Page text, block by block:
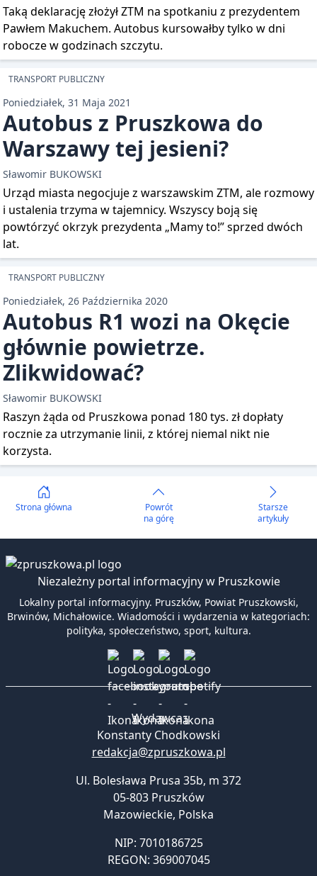
Taką deklarację złożył ZTM na spotkaniu z prezydentem
Pawłem Makuchem. Autobus kursowałby tylko w dni
robocze w godzinach szczytu.
TRANSPORT PUBLICZNY
Poniedziałek, 31 Maja 2021
Autobus z Pruszkowa do
Warszawy tej jesieni?
Sławomir BUKOWSKI
Urząd miasta negocjuje z warszawskim ZTM, ale rozmowy
i ustalenia trzyma w tajemnicy. Wszyscy boją się
powtórzyć okrzyk prezydenta „Mamy to!” sprzed dwóch
lat.
TRANSPORT PUBLICZNY
Poniedziałek, 26 Października 2020
Autobus R1 wozi na Okęcie
głównie powietrze.
Zlikwidować?
Sławomir BUKOWSKI
Raszyn żąda od Pruszkowa ponad 180 tys. zł dopłaty
rocznie za utrzymanie linii, z której niemal nikt nie
korzysta.
Strona główna
Powrót
na górę
Starsze
artykuły
Niezależny portal informacyjny w Pruszkowie
Lokalny portal informacyjny. Pruszków, Powiat Pruszkowski,
Brwinów, Michałowice. Wiadomości i wydarzenia w kategoriach:
polityka, społeczeństwo, sport, kultura.
Wydawca:
Konstanty Chodkowski
redakcja@zpruszkowa.pl
Ul. Bolesława Prusa 35b, m 372
05-803 Pruszków
Mazowieckie, Polska
NIP: 7010186725
REGON: 369007045